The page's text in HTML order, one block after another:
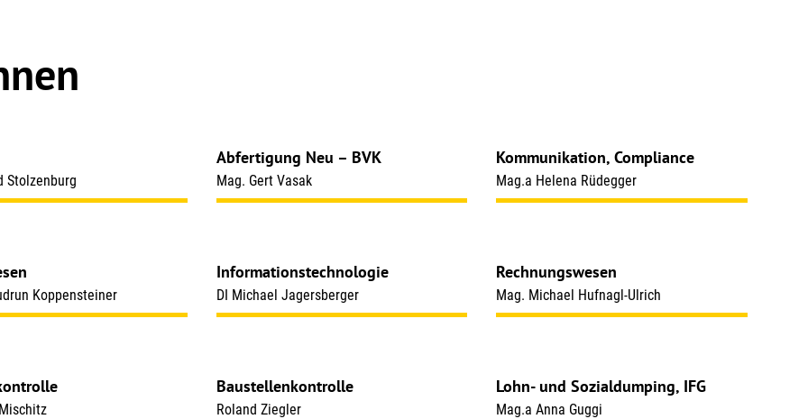
Stolzenburg
Abfertigung Neu – BVK
Mag. Gert Vasak
Kommunikation, Compliance
Mag.a Helena Rüdegger
Koppensteiner
Informationstechnologie
DI Michael Jagersberger
Rechnungswesen
Mag. Michael Hufnagl-Ulrich
Baustellenkontrolle
Roland Ziegler
Lohn- und Sozialdumping, IFG
Mag.a Anna Guggi